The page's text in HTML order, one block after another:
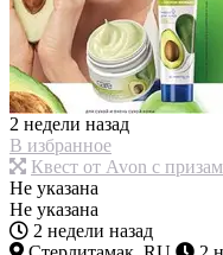
2 недели назад
В избранное
Квест от Avon с
Не указана
Не указана
2 недели назад